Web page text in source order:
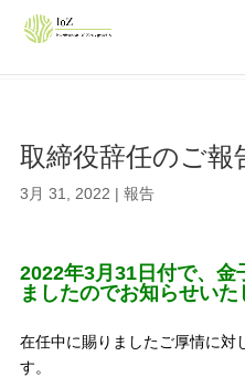
取締役辞任のご報
3月 31, 2022 | 報告
2022年3月31日付で、金
ましたのでお知らせいた
在任中に賜りましたご厚情に対
す。